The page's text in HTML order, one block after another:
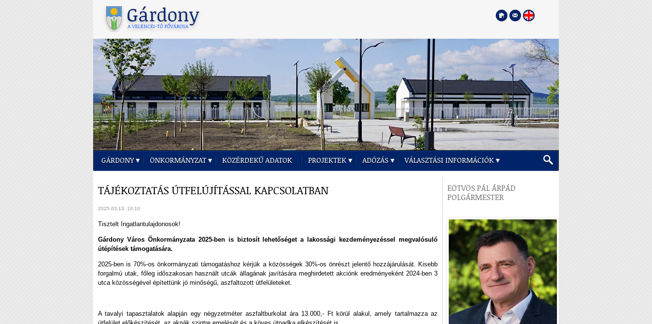
GÁRDONY ÖNKORMÁNYZAT KÖZÉRDEKŰ ADATOK PROJEKTEK ADÓZÁS VÁLASZTÁSI INFORMÁCIÓK
TÁJÉKOZTATÁS ÚTFELÚJÍTÁSSAL KAPCSOLATBAN
2025.03.13. 10:10
Tisztelt Ingatlantulajdonosok!
Gárdony Város Önkormányzata 2025-ben is biztosít lehetőséget a lakossági kezdeményezéssel megvalósuló
útépítések támogatására.
2025-ben is 70%-os önkormányzati támogatáshoz kérjük a közösségek 30%-os önrészt jelentő hozzájárulását. Kisebb
forgalmú utak, főleg időszakosan használt utcák állagának javítására meghirdetett akciónk eredményeként 2024-ben 3
utca közösségével építettünk jó minőségű, aszfaltozott útfelületeket.
A tavalyi tapasztalatok alapján egy négyzetméter aszfaltburkolat ára 13.000,- Ft körül alakul, amely tartalmazza az
EÖTVÖS PÁL ÁRPÁD
POLGÁRMESTER